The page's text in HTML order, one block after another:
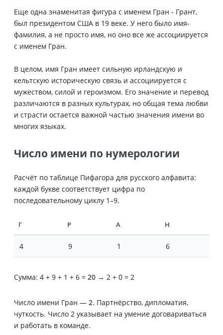
Еще одна знаменитая фигура с именем Гран - Грант,
был президентом США в 19 веке. У него было имя-
фамилия, а не просто имя, но оно все же ассоциируется
с именем Гран.
В целом, имя Гран имеет сильную ирландскую и
кельтскую историческую связь и ассоциируется с
мужеством, силой и героизмом. Его значение и перевод
различаются в разных культурах, но общая тема любви
и страсти остается важной частью значения имени во
многих языках.
Число имени по нумерологии
Расчёт по таблице Пифагора для русского алфавита:
каждой букве соответствует цифра по
последовательному циклу 1–9.
Г Р А Н
4 9 1 6
Сумма: 4 + 9 + 1 + 6 = 20 → 2 + 0 = 2
Число имени Гран — 2. Партнёрство, дипломатия,
чуткость. Число 2 указывает на умение договариваться
и работать в команде.